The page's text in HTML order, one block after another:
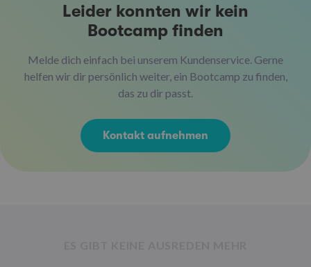
Leider konnten wir kein
Bootcamp finden
Melde dich einfach bei unserem Kundenservice. Gerne
helfen wir dir persönlich weiter, ein Bootcamp zu finden,
das zu dir passt.
Kontakt aufnehmen